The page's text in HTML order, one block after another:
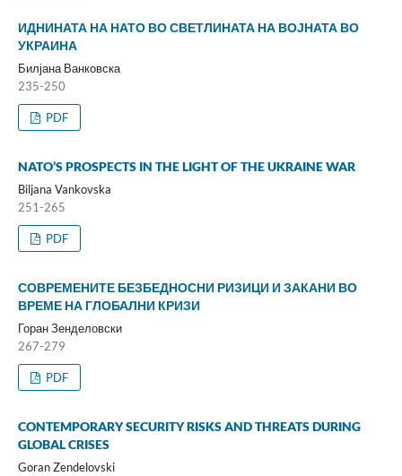
ИДНИНАТА НА НАТО ВО СВЕТЛИНАТА НА ВОЈНАТА ВО
УКРАИНА
Билјана Ванковска
235-250
PDF
NATO’S PROSPECTS IN THE LIGHT OF THE UKRAINE WAR
Biljana Vankovska
251-265
PDF
СОВРЕМЕНИТЕ БЕЗБЕДНОСНИ РИЗИЦИ И ЗАКАНИ ВО
ВРЕМЕ НА ГЛОБАЛНИ КРИЗИ
Горан Зенделовски
267-279
PDF
CONTEMPORARY SECURITY RISKS AND THREATS DURING
GLOBAL CRISES
Goran Zendelovski